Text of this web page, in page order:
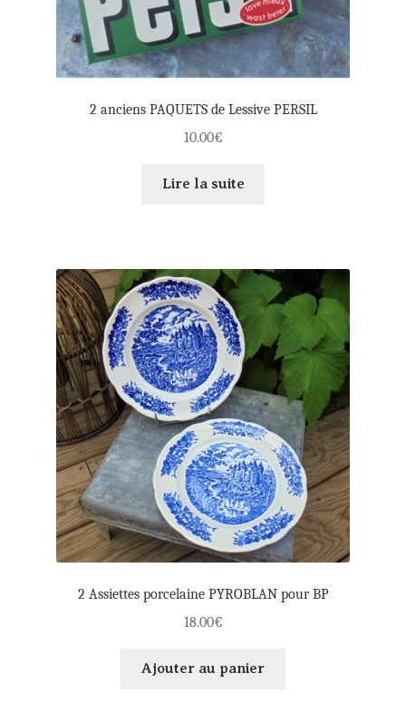
2 anciens PAQUETS de Lessive PERSIL
10.00€
Lire la suite
2 Assiettes porcelaine PYROBLAN pour BP
18.00€
Ajouter au panier